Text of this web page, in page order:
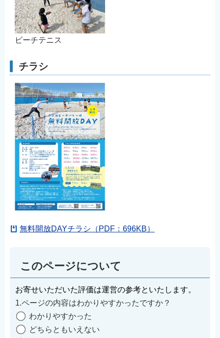
ビーチテニス
チラシ
無料開放DAYチラシ（PDF：696KB）
このページについて
お寄せいただいた評価は運営の参考といたします。
1.ページの内容はわかりやすかったですか？
わかりやすかった
どちらともいえない